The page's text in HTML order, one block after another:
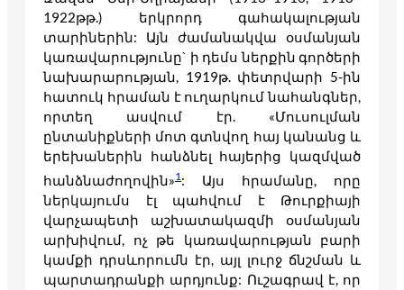
1922թթ.) երկրորդ գահակալության
տարիներին: Այն ժամանակվա օսմանյան
կառավարությունը` ի դեմս ներքին գործերի
նախարարության, 1919թ. փետրվարի 5-ին
հատուկ հրաման է ուղարկում նահանգներ,
որտեղ ասվում էր. «Մուսուլման
ընտանիքների մոտ գտնվող հայ կանանց և
երեխաներին հանձնել հայերից կազմված
հանձնաժողովին»1 : Այս հրամանը, որը
ներկայումս էլ պահվում է Թուրքիայի
վարչապետի աշխատակազմի օսմանյան
արխիվում, ոչ թե կառավարության բարի
կամքի դրսևորումն էր, այլ լուրջ ճնշման և
պարտադրանքի արդյունք: Ուշագրավ է, որ